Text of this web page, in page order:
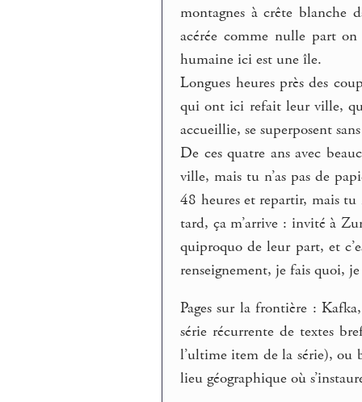
montagnes à crête blanche
acérée comme nulle part
humaine ici est une île.
Longues heures près des
qui ont ici refait leur ville,
accueillie, se superposent
De ces quatre ans avec
ville, mais tu n’as pas de
48 heures et repartir, mais tu
tard, ça m’arrive : invité à
quiproquo de leur part, et
renseignement, je fais quoi, je
Pages sur la frontière :
série récurrente de textes
l’ultime item de la série), ou
lieu géographique où